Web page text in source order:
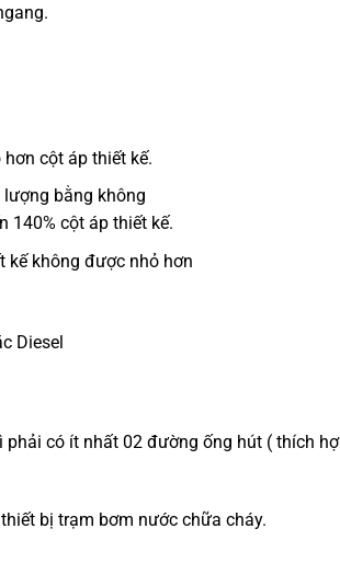
cột áp thiết kế.
bằng không
140% cột áp thiết kế.
kế không được nhỏ hơn
Diesel
có ít nhất 02 đường ống hút ( thích
bị trạm bơm nước chữa cháy.